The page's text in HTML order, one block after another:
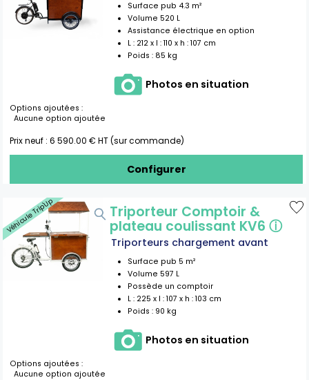
Surface pub 4.3 m²
Volume 520 L
Assistance électrique en option
L : 212 x l :110 x h :107 cm
Poids : 85 kg
Photos en situation
Options ajoutées :
Aucune option ajoutée
Prix neuf :6 590.00 € HT (sur commande)
Configurer
Véhicule Trip'Up Triporteur Comptoir &
plateau coulissant KV6 ⓘ
Triporteurs chargement avant
Surface pub 5 m²
Volume 597 L
Possède un comptoir
L : 225 x l :107 x h :103 cm
Poids : 90 kg
Photos en situation
Options ajoutées :
Aucune option ajoutée